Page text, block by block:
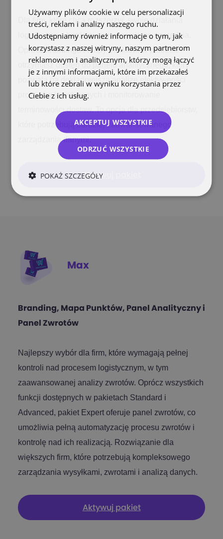
Dla firm, które chcą rozszerzyć swoje działania
logistyczne o bardziej zaawansowane narzędzia.
Oprócz brandingu i mapy punktów, w pakiecie
otrzymasz dostęp do panelu analitycznego, który
pozwala na dokładniejszą analizę efektywności
procesów logistycznych i monitorowanie
terminowości dostaw. To opcja dla przedsiębiorstw,
które potrzebują bardziej zaawansowanego
zarządzania danymi.
Aktywuj pakiet
Max
Branding, Mapa Punktów, Panel Analityczny i
Panel Zwrotów
Najlepszy wybór dla firm, które wymagają pełnej
kontroli nad procesem logistycznym, w tym
zaawansowanej analizy zwrotów. Oprócz wszystkich
funkcji dostępnych w pakietach Standard i
Advanced, pakiet Expert oferuje panel zwrotów, co
umożliwia pełną automatyzację procesu zwrotów i
kontrolę nad ich realizacją. Rozwiązanie dla
większych firm, które potrzebują kompleksowego
zarządzania wysyłkami, zwrotami i analizą danych.
Aktywuj pakiet
Używamy plików cookie w celu personalizacji
treści, reklam i analizy naszego ruchu.
Udostępniamy również informacje o tym, jak
korzystasz z naszej witryny, naszym partnerom
reklamowym i analitycznym, którzy mogą łączyć
je z innymi informacjami, które im przekazałeś
lub które zebrali w wyniku korzystania przez
Ciebie z ich usług.
AKCEPTUJ WSZYSTKIE
ODRZUĆ WSZYSTKIE
POKAŻ SZCZEGÓŁY